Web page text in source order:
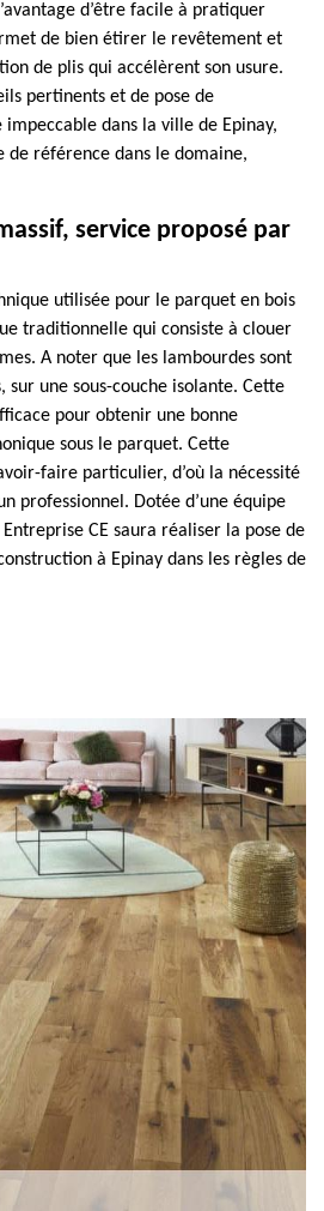
d’être facile à pratiquer
de bien étirer le revêtement et
de plis qui accélèrent son usure.
pertinents et de pose de
dans la ville de Epinay,
de référence dans le domaine,
service proposé par
utilisée pour le parquet en bois
traditionnelle qui consiste à clouer
A noter que les lambourdes sont
sur une sous-couche isolante. Cette
pour obtenir une bonne
sous le parquet. Cette
faire particulier, d’où la nécessité
professionnel. Dotée d’une équipe
CE saura réaliser la pose de
à Epinay dans les règles de